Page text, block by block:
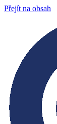
Přejít na obsah